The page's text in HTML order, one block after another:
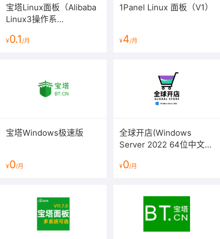
宝塔Linux面板（Alibaba
Linux3操作系
服务器管理/BT Panel）
¥0.1 /月
1Panel Linux 面板（V1）
¥4/月
宝塔Windows极速版
¥0/月
全球开店(Windows
Server 2022 64位中文版
¥0/月